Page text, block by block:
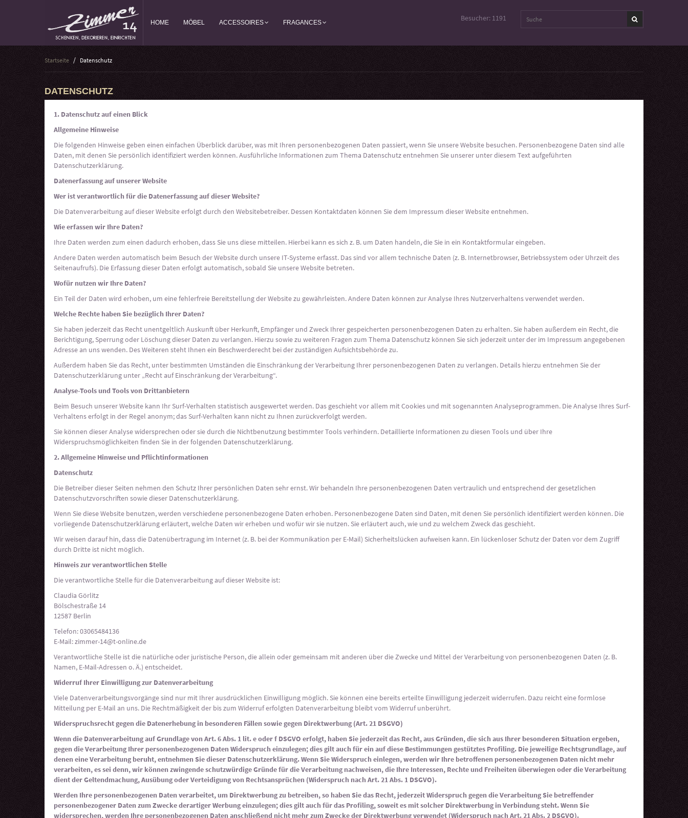
HOME MÖBEL ACCESSOIRES FRAGANCES Besucher: 1191
Startseite Datenschutz
DATENSCHUTZ
1. Datenschutz auf einen Blick
Allgemeine Hinweise
Die folgenden Hinweise geben einen einfachen Überblick darüber, was mit Ihren personenbezogenen Daten passiert, wenn Sie unsere Website besuchen. Personenbezogene Daten sind alle
Daten, mit denen Sie persönlich identifiziert werden können. Ausführliche Informationen zum Thema Datenschutz entnehmen Sie unserer unter diesem Text aufgeführten
Datenschutzerklärung.
Datenerfassung auf unserer Website
Wer ist verantwortlich für die Datenerfassung auf dieser Website?
Die Datenverarbeitung auf dieser Website erfolgt durch den Websitebetreiber. Dessen Kontaktdaten können Sie dem Impressum dieser Website entnehmen.
Wie erfassen wir Ihre Daten?
Ihre Daten werden zum einen dadurch erhoben, dass Sie uns diese mitteilen. Hierbei kann es sich z. B. um Daten handeln, die Sie in ein Kontaktformular eingeben.
Andere Daten werden automatisch beim Besuch der Website durch unsere IT-Systeme erfasst. Das sind vor allem technische Daten (z. B. Internetbrowser, Betriebssystem oder Uhrzeit des
Seitenaufrufs). Die Erfassung dieser Daten erfolgt automatisch, sobald Sie unsere Website betreten.
Wofür nutzen wir Ihre Daten?
Ein Teil der Daten wird erhoben, um eine fehlerfreie Bereitstellung der Website zu gewährleisten. Andere Daten können zur Analyse Ihres Nutzerverhaltens verwendet werden.
Welche Rechte haben Sie bezüglich Ihrer Daten?
Sie haben jederzeit das Recht unentgeltlich Auskunft über Herkunft, Empfänger und Zweck Ihrer gespeicherten personenbezogenen Daten zu erhalten. Sie haben außerdem ein Recht, die
Berichtigung, Sperrung oder Löschung dieser Daten zu verlangen. Hierzu sowie zu weiteren Fragen zum Thema Datenschutz können Sie sich jederzeit unter der im Impressum angegebenen
Adresse an uns wenden. Des Weiteren steht Ihnen ein Beschwerderecht bei der zuständigen Aufsichtsbehörde zu.
Außerdem haben Sie das Recht, unter bestimmten Umständen die Einschränkung der Verarbeitung Ihrer personenbezogenen Daten zu verlangen. Details hierzu entnehmen Sie der
Datenschutzerklärung unter „Recht auf Einschränkung der Verarbeitung“.
Analyse-Tools und Tools von Drittanbietern
Beim Besuch unserer Website kann Ihr Surf-Verhalten statistisch ausgewertet werden. Das geschieht vor allem mit Cookies und mit sogenannten Analyseprogrammen. Die Analyse Ihres Surf-
Verhaltens erfolgt in der Regel anonym; das Surf-Verhalten kann nicht zu Ihnen zurückverfolgt werden.
Sie können dieser Analyse widersprechen oder sie durch die Nichtbenutzung bestimmter Tools verhindern. Detaillierte Informationen zu diesen Tools und über Ihre
Widerspruchsmöglichkeiten finden Sie in der folgenden Datenschutzerklärung.
2. Allgemeine Hinweise und Pflichtinformationen
Datenschutz
Die Betreiber dieser Seiten nehmen den Schutz Ihrer persönlichen Daten sehr ernst. Wir behandeln Ihre personenbezogenen Daten vertraulich und entsprechend der gesetzlichen
Datenschutzvorschriften sowie dieser Datenschutzerklärung.
Wenn Sie diese Website benutzen, werden verschiedene personenbezogene Daten erhoben. Personenbezogene Daten sind Daten, mit denen Sie persönlich identifiziert werden können. Die
vorliegende Datenschutzerklärung erläutert, welche Daten wir erheben und wofür wir sie nutzen. Sie erläutert auch, wie und zu welchem Zweck das geschieht.
Wir weisen darauf hin, dass die Datenübertragung im Internet (z. B. bei der Kommunikation per E-Mail) Sicherheitslücken aufweisen kann. Ein lückenloser Schutz der Daten vor dem Zugriff
durch Dritte ist nicht möglich.
Hinweis zur verantwortlichen Stelle
Die verantwortliche Stelle für die Datenverarbeitung auf dieser Website ist:
Claudia Görlitz
Bölschestraße 14
12587 Berlin
Telefon: 03065484136
E-Mail: zimmer-14@t-online.de
Verantwortliche Stelle ist die natürliche oder juristische Person, die allein oder gemeinsam mit anderen über die Zwecke und Mittel der Verarbeitung von personenbezogenen Daten (z. B.
Namen, E-Mail-Adressen o. Ä.) entscheidet.
Widerruf Ihrer Einwilligung zur Datenverarbeitung
Viele Datenverarbeitungsvorgänge sind nur mit Ihrer ausdrücklichen Einwilligung möglich. Sie können eine bereits erteilte Einwilligung jederzeit widerrufen. Dazu reicht eine formlose
Mitteilung per E-Mail an uns. Die Rechtmäßigkeit der bis zum Widerruf erfolgten Datenverarbeitung bleibt vom Widerruf unberührt.
Widerspruchsrecht gegen die Datenerhebung in besonderen Fällen sowie gegen Direktwerbung (Art. 21 DSGVO)
Wenn die Datenverarbeitung auf Grundlage von Art. 6 Abs. 1 lit. e oder f DSGVO erfolgt, haben Sie jederzeit das Recht, aus Gründen, die sich aus Ihrer besonderen Situation ergeben,
gegen die Verarbeitung Ihrer personenbezogenen Daten Widerspruch einzulegen; dies gilt auch für ein auf diese Bestimmungen gestütztes Profiling. Die jeweilige Rechtsgrundlage, auf
denen eine Verarbeitung beruht, entnehmen Sie dieser Datenschutzerklärung. Wenn Sie Widerspruch einlegen, werden wir Ihre betroffenen personenbezogenen Daten nicht mehr
verarbeiten, es sei denn, wir können zwingende schutzwürdige Gründe für die Verarbeitung nachweisen, die Ihre Interessen, Rechte und Freiheiten überwiegen oder die Verarbeitung
dient der Geltendmachung, Ausübung oder Verteidigung von Rechtsansprüchen (Widerspruch nach Art. 21 Abs. 1 DSGVO).
Werden Ihre personenbezogenen Daten verarbeitet, um Direktwerbung zu betreiben, so haben Sie das Recht, jederzeit Widerspruch gegen die Verarbeitung Sie betreffender
personenbezogener Daten zum Zwecke derartiger Werbung einzulegen; dies gilt auch für das Profiling, soweit es mit solcher Direktwerbung in Verbindung steht. Wenn Sie
widersprechen, werden Ihre personenbezogenen Daten anschließend nicht mehr zum Zwecke der Direktwerbung verwendet (Widerspruch nach Art. 21 Abs. 2 DSGVO).